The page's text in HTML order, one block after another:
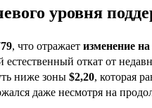
уровня
, что отражает изменение
откат от
ниже зоны $2,20, которая
даже несмотря на